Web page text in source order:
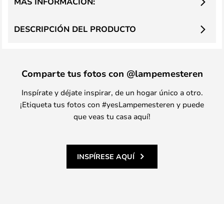
DESCRIPCIÓN DEL PRODUCTO
Comparte tus fotos con @lampemesteren
Inspírate y déjate inspirar, de un hogar único a otro.
¡Etiqueta tus fotos con #yesLampemesteren y puede
que veas tu casa aquí!
INSPÍRESE AQUÍ